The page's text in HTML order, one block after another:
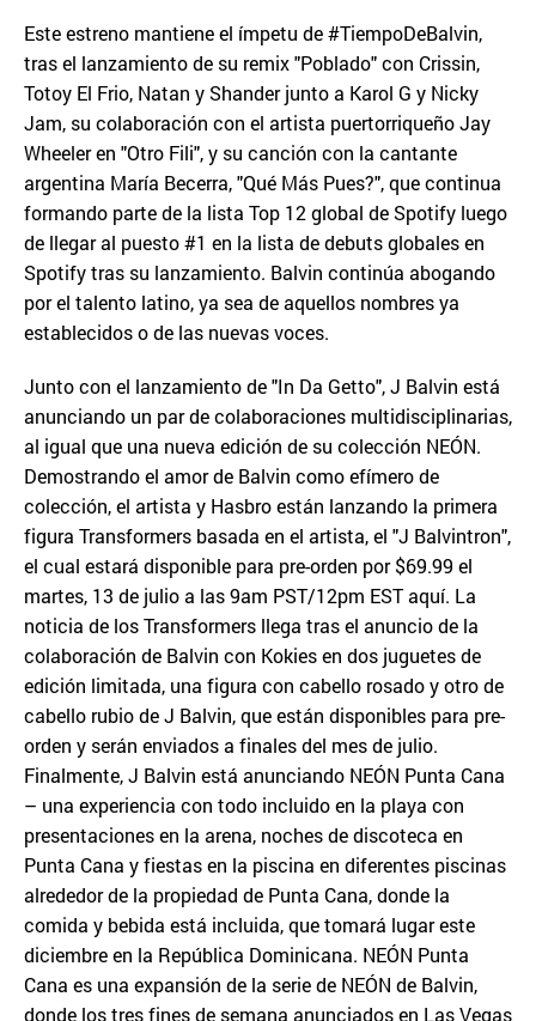
Este estreno mantiene el ímpetu de #TiempoDeBalvin,
tras el lanzamiento de su remix "Poblado" con Crissin,
Totoy El Frio, Natan y Shander junto a Karol G y Nicky
Jam, su colaboración con el artista puertorriqueño Jay
Wheeler en "Otro Fili", y su canción con la cantante
argentina María Becerra, "Qué Más Pues?", que continua
formando parte de la lista Top 12 global de Spotify luego
de llegar al puesto #1 en la lista de debuts globales en
Spotify tras su lanzamiento. Balvin continúa abogando
por el talento latino, ya sea de aquellos nombres ya
establecidos o de las nuevas voces.
Junto con el lanzamiento de "In Da Getto", J Balvin está
anunciando un par de colaboraciones multidisciplinarias,
al igual que una nueva edición de su colección NEÓN.
Demostrando el amor de Balvin como efímero de
colección, el artista y Hasbro están lanzando la primera
figura Transformers basada en el artista, el "J Balvintron",
el cual estará disponible para pre-orden por $69.99 el
martes, 13 de julio a las 9am PST/12pm EST aquí. La
noticia de los Transformers llega tras el anuncio de la
colaboración de Balvin con Kokies en dos juguetes de
edición limitada, una figura con cabello rosado y otro de
cabello rubio de J Balvin, que están disponibles para pre-
orden y serán enviados a finales del mes de julio.
Finalmente, J Balvin está anunciando NEÓN Punta Cana
– una experiencia con todo incluido en la playa con
presentaciones en la arena, noches de discoteca en
Punta Cana y fiestas en la piscina en diferentes piscinas
alrededor de la propiedad de Punta Cana, donde la
comida y bebida está incluida, que tomará lugar este
diciembre en la República Dominicana. NEÓN Punta
Cana es una expansión de la serie de NEÓN de Balvin,
donde los tres fines de semana anunciados en Las Vegas